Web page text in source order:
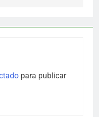
para publicar